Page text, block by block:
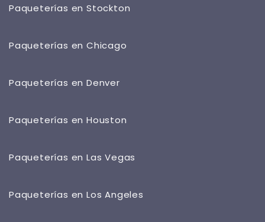
Paqueterías en Stockton
Paqueterías en Chicago
Paqueterías en Denver
Paqueterías en Houston
Paqueterías en Las Vegas
Paqueterías en Los Angeles